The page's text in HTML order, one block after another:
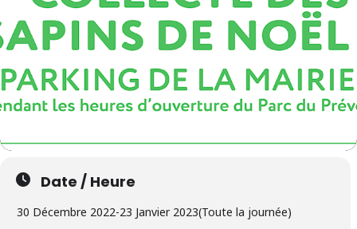
Date / Heure
30 Décembre 2022-23 Janvier 2023(Toute la journée)